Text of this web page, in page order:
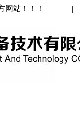
网站！！！ |